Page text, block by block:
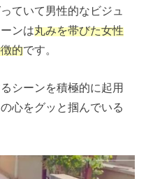
ていて男性的なビジュ
ンは丸みを帯びた女性
的です。
シーンを積極的に起用
心をグッと掴んでいる